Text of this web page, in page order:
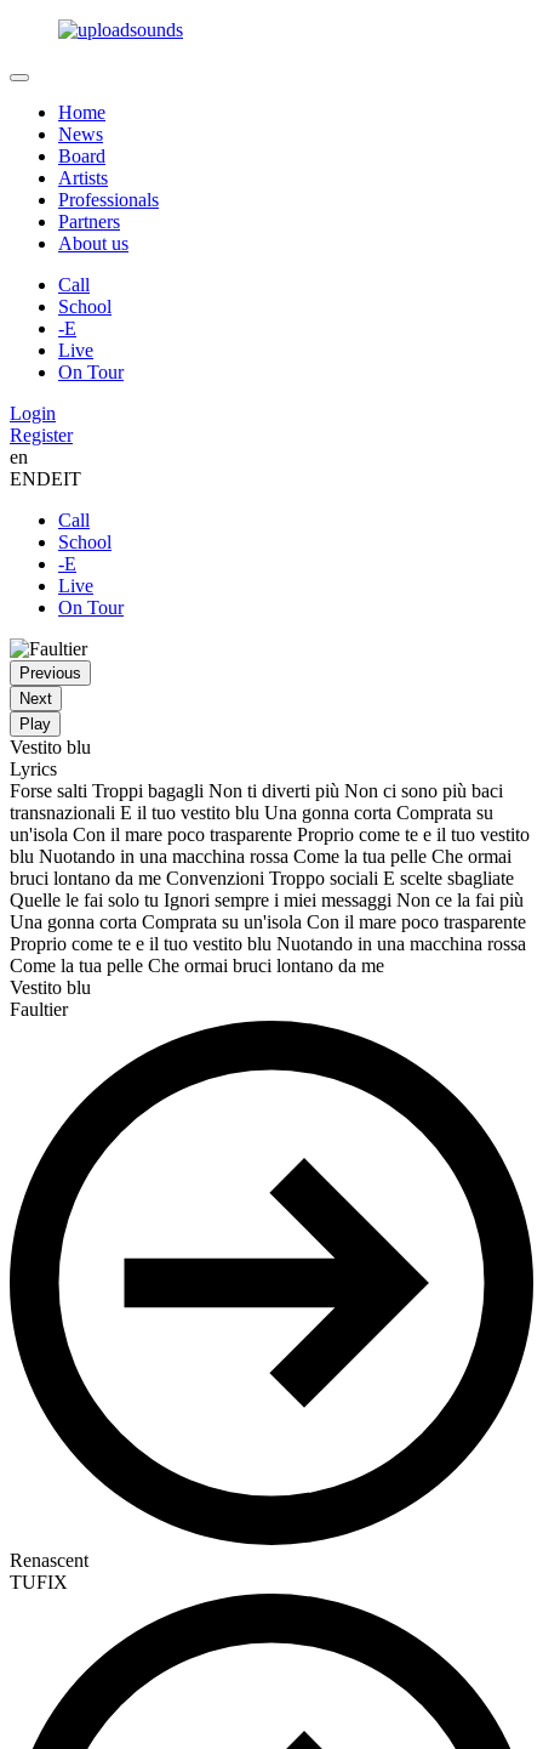
Home
News
Board
Artists
Professionals
Partners
About us
Call
School
-E
Live
On Tour
Login
Register
en
ENDEIT
Call
School
-E
Live
On Tour
Previous
Next
Play
Vestito blu
Lyrics
Forse salti Troppi bagagli Non ti diverti più Non ci sono più baci
transnazionali E il tuo vestito blu Una gonna corta Comprata su
un'isola Con il mare poco trasparente Proprio come te e il tuo vestito
blu Nuotando in una macchina rossa Come la tua pelle Che ormai
bruci lontano da me Convenzioni Troppo sociali E scelte sbagliate
Quelle le fai solo tu Ignori sempre i miei messaggi Non ce la fai più
Una gonna corta Comprata su un'isola Con il mare poco trasparente
Proprio come te e il tuo vestito blu Nuotando in una macchina rossa
Come la tua pelle Che ormai bruci lontano da me
Vestito blu
Faultier
Renascent
TUFIX